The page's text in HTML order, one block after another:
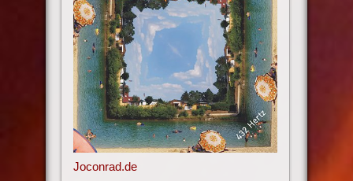
Joconrad.de